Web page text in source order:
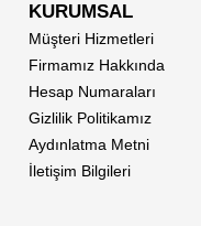
KURUMSAL
Müşteri Hizmetleri
Firmamız Hakkında
Hesap Numaraları
Gizlilik Politikamız
Aydınlatma Metni
İletişim Bilgileri